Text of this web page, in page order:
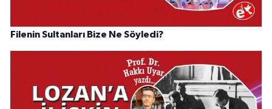
Filenin Sultanları Bize Ne Söyledi?